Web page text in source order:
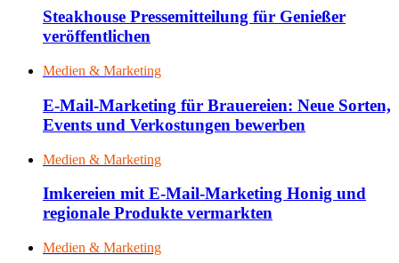
Steakhouse Pressemitteilung für Genießer
veröffentlichen
Medien & Marketing
E-Mail-Marketing für Brauereien: Neue Sorten,
Events und Verkostungen bewerben
Medien & Marketing
Imkereien mit E-Mail-Marketing Honig und
regionale Produkte vermarkten
Medien & Marketing